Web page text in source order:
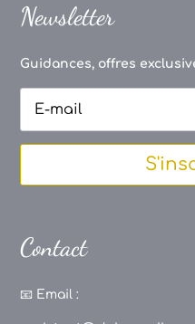
Newsletter
Guidances, offres
Contact
📧 Email :